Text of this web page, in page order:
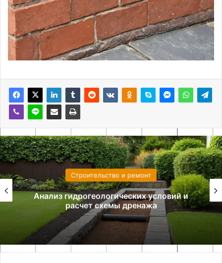
Строительство и ремонт
Анализ гидрогеологических условий и
расчет схемы дренажа